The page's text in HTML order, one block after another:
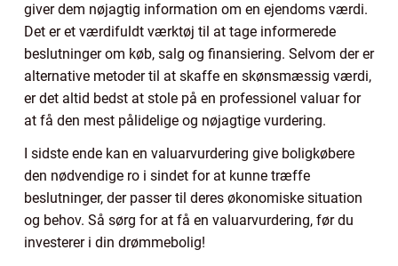
giver dem nøjagtig information om en ejendoms værdi.
Det er et værdifuldt værktøj til at tage informerede
beslutninger om køb, salg og finansiering. Selvom der er
alternative metoder til at skaffe en skønsmæssig værdi,
er det altid bedst at stole på en professionel valuar for
at få den mest pålidelige og nøjagtige vurdering.
I sidste ende kan en valuarvurdering give boligkøbere
den nødvendige ro i sindet for at kunne træffe
beslutninger, der passer til deres økonomiske situation
og behov. Så sørg for at få en valuarvurdering, før du
investerer i din drømmebolig!